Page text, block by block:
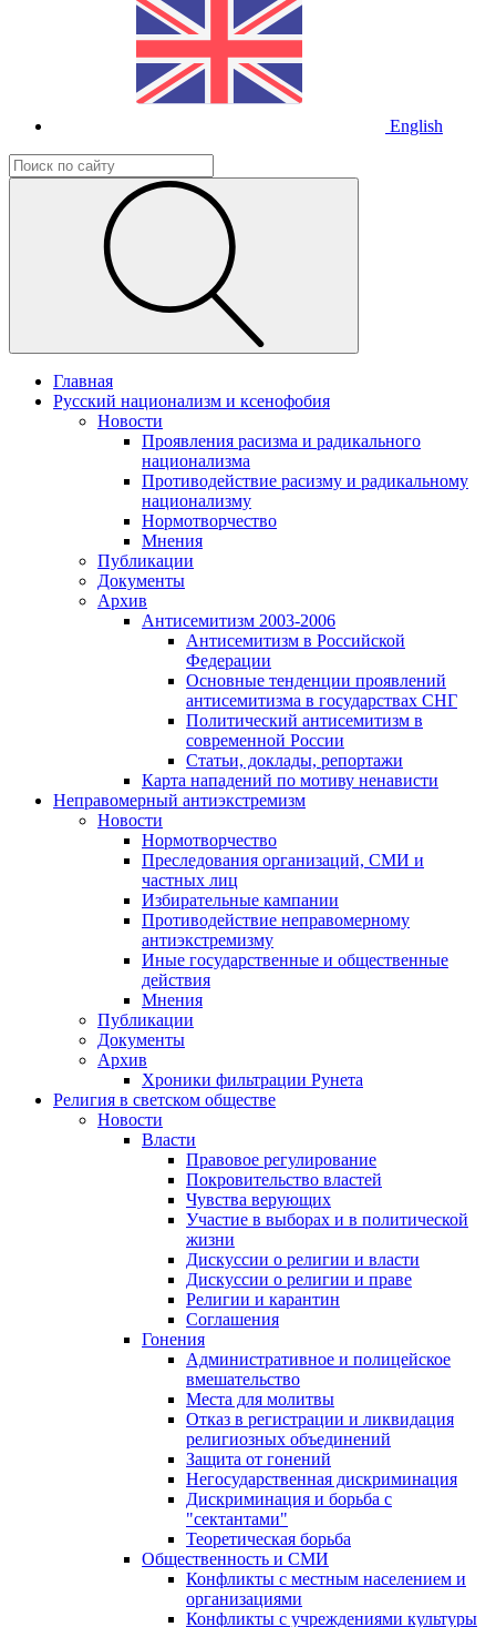
English
Главная
Русский национализм и ксенофобия
Новости
Проявления расизма и радикального
национализма
Противодействие расизму и радикальному
национализму
Нормотворчество
Мнения
Публикации
Документы
Архив
Антисемитизм 2003-2006
Антисемитизм в Российской
Федерации
Основные тенденции проявлений
антисемитизма в государствах СНГ
Политический антисемитизм в
современной России
Статьи, доклады, репортажи
Карта нападений по мотиву ненависти
Неправомерный антиэкстремизм
Новости
Нормотворчество
Преследования организаций, СМИ и
частных лиц
Избирательные кампании
Противодействие неправомерному
антиэкстремизму
Иные государственные и общественные
действия
Мнения
Публикации
Документы
Архив
Хроники фильтрации Рунета
Религия в светском обществе
Новости
Власти
Правовое регулирование
Покровительство властей
Чувства верующих
Участие в выборах и в политической
жизни
Дискуссии о религии и власти
Дискуссии о религии и праве
Религии и карантин
Соглашения
Гонения
Административное и полицейское
вмешательство
Места для молитвы
Отказ в регистрации и ликвидация
религиозных объединений
Защита от гонений
Негосударственная дискриминация
Дискриминация и борьба с
"сектантами"
Теоретическая борьба
Общественность и СМИ
Конфликты с местным населением и
организациями
Конфликты с учреждениями культуры